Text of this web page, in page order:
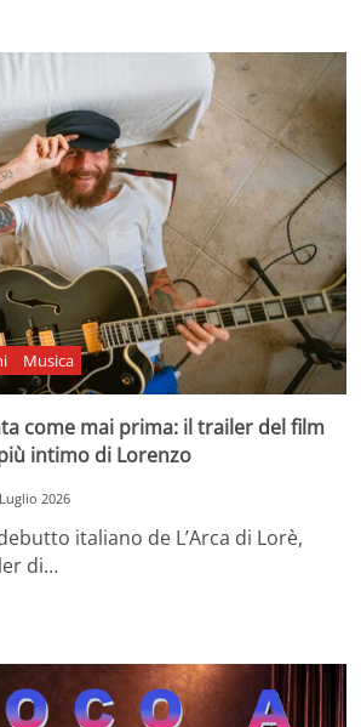
Musica
come mai prima: il trailer del film
intimo di Lorenzo
2026
italiano de L’Arca di Lorè,
di…